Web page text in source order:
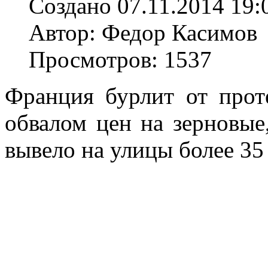
Создано 07.11.2014
Автор: Федор Касимов
Просмотров: 1537
Франция бурлит от
обвалом цен на
вывело на улицы более